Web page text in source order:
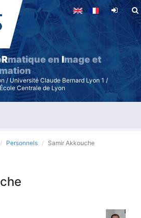
Aller
contenu
principal
Rmatique enImage et
/ Université Claude Bernard Lyon 1 /
Centrale de Lyon
Personnels Samir Akkouche